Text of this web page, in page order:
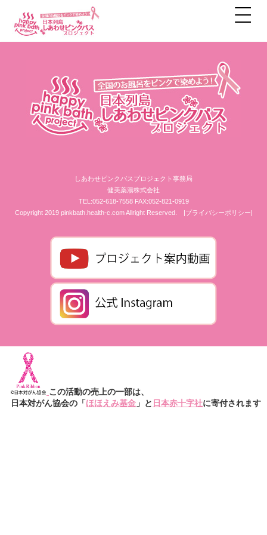
しあわせピンクバスプロジェクト事務局
健美薬湯株式会社
TEL:052-618-7558 FAX:052-821-0919
Copyright 2019 pinkbath.health-c.com Allright Reserved.
|プライバシーポリシー|
この活動の売上の一部は、
日本対がん協会の「ほほえみ基金 」と 日本赤十字社に寄付されます